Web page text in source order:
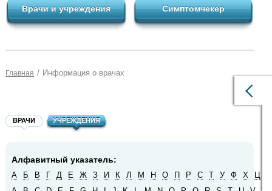
Врачи и учреждения Симптомчекер
Главная / Информация о врачах
ВРАЧИ УЧРЕЖДЕНИЯ
Алфавитный указатель:
А Б В Г Д Е Ж З И К Л М Н О П Р С Т У Ф Х Ц